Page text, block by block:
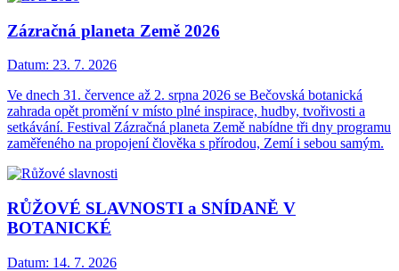
Zázračná planeta Země 2026
Datum: 23. 7. 2026
Ve dnech 31. července až 2. srpna 2026 se Bečovská botanická
zahrada opět promění v místo plné inspirace, hudby, tvořivosti a
setkávání. Festival Zázračná planeta Země nabídne tři dny programu
zaměřeného na propojení člověka s přírodou, Zemí i sebou samým.
RŮŽOVÉ SLAVNOSTI a SNÍDANĚ V
BOTANICKÉ
Datum: 14. 7. 2026